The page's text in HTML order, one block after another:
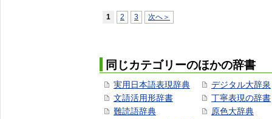
1 2 3 次へ＞
同じカテゴリーのほかの辞書
実用日本語表現辞典
文語活用形辞書
難読語辞典
デジタル大辞泉
丁寧表現の辞書
原色大辞典